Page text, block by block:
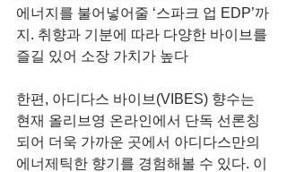
에너지를 불어넣어줄 ‘스파크 업 EDP’까
지. 취향과 기분에 따라 다양한 바이브를
즐길 있어 소장 가치가 높다
한편, 아디다스 바이브(VIBES) 향수는
현재 올리브영 온라인에서 단독 선론칭
되어 더욱 가까운 곳에서 아디다스만의
에너제틱한 향기를 경험해볼 수 있다. 이